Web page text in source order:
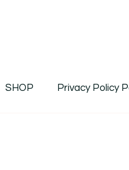
SHOP Privacy Policy